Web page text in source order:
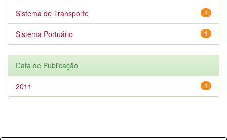
1
Sistema de Transporte
1
Sistema Portuário
Data de Publicação
1
2011